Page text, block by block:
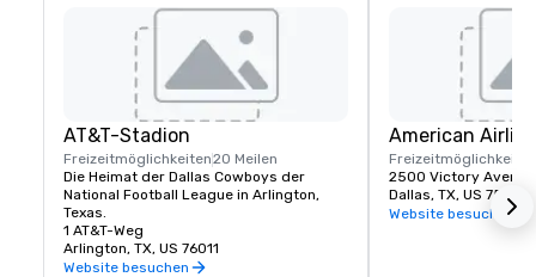
AT&T-Stadion
Freizeitmöglichkeiten20 Meilen
Die Heimat der Dallas Cowboys der
National Football League in Arlington,
Texas.
1 AT&T-Weg
Arlington, TX, US 76011
Website besuchen
American
Freizeitmöglichkeiten
2500 Victory Avenue
Dallas, TX, US 75219
Website besuchen